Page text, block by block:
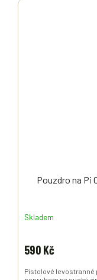
Pouzdro na Pi
Skladem
590 Kč
Pistolové levostranné